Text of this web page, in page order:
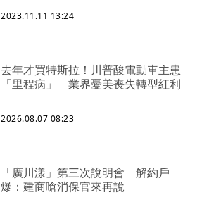
2023.11.11 13:24
去年才買特斯拉！川普酸電動車主患
「里程病」 業界憂美喪失轉型紅利
2026.08.07 08:23
「廣川漾」第三次說明會 解約戶
爆：建商嗆消保官來再說